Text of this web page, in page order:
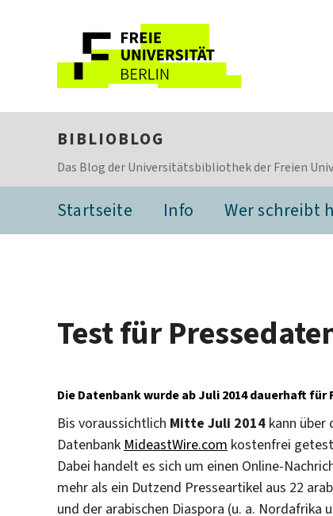
BIBLIOBLOG
Das Blog der Universitätsbibliothek der Freien
Startseite Info Wer schreibt
Test für
Die Datenbank wurde ab Juli 2014 dauerhaft
Bis voraussichtlich Mitte Juli 2014 kann über
Datenbank MideastWire.com kostenfrei
Dabei handelt es sich um einen Online-
mehr als ein Dutzend Presseartikel aus 22
und der arabischen Diaspora (u. a. Nordafrika